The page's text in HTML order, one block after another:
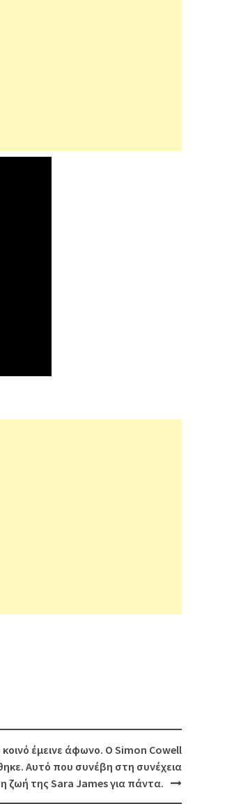
κοινό έμεινε άφωνο. Ο Simon Cowell
Αυτό που συνέβη στη συνέχεια
ζωή της Sara James για πάντα.